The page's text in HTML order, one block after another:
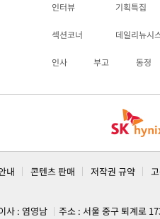
인터뷰 기획특집
섹션코너 데일리뉴시
인사 부고 동정
내 콘텐츠 판매 저작권 규약
사 : 염영남
주소 : 서울 중구 퇴계로